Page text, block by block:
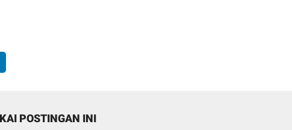
POSTINGAN INI